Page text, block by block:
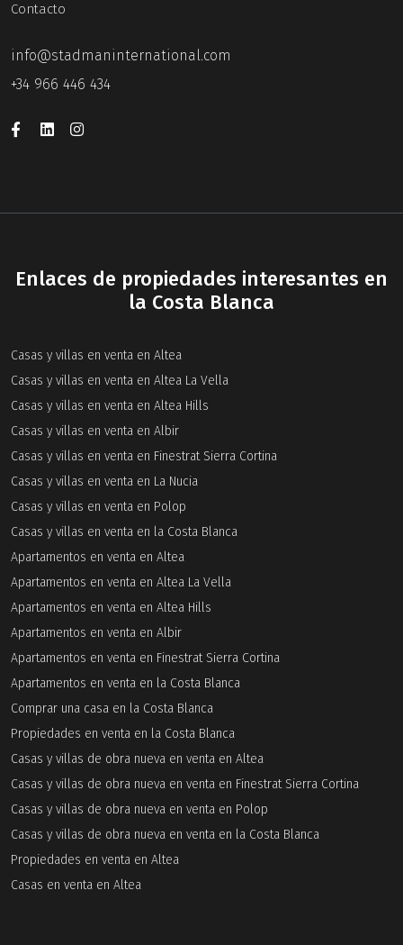
Contacto
info@stadmaninternational.com
+34 966 446 434
Enlaces de propiedades interesantes en
la Costa Blanca
Casas y villas en venta en Altea
Casas y villas en venta en Altea La Vella
Casas y villas en venta en Altea Hills
Casas y villas en venta en Albir
Casas y villas en venta en Finestrat Sierra Cortina
Casas y villas en venta en La Nucia
Casas y villas en venta en Polop
Casas y villas en venta en la Costa Blanca
Apartamentos en venta en Altea
Apartamentos en venta en Altea La Vella
Apartamentos en venta en Altea Hills
Apartamentos en venta en Albir
Apartamentos en venta en Finestrat Sierra Cortina
Apartamentos en venta en la Costa Blanca
Comprar una casa en la Costa Blanca
Propiedades en venta en la Costa Blanca
Casas y villas de obra nueva en venta en Altea
Casas y villas de obra nueva en venta en Finestrat Sierra Cortina
Casas y villas de obra nueva en venta en Polop
Casas y villas de obra nueva en venta en la Costa Blanca
Propiedades en venta en Altea
Casas en venta en Altea